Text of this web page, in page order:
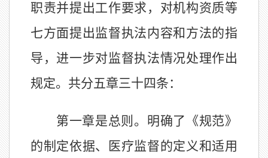
职责并提出工作要求，对机构资质等
七方面提出监督执法内容和方法的指
导，进一步对监督执法情况处理作出
规定。共分五章三十四条：
第一章是总则。明确了《规范》
的制定依据、医疗监督的定义和适用